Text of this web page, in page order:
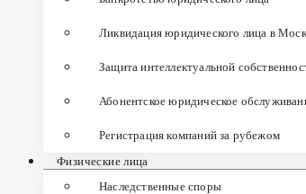
Ликвидация юридического лица в
Защита интеллектуальной
Абонентское юридическое
Регистрация компаний за рубежом
Физические лица
Наследственные споры